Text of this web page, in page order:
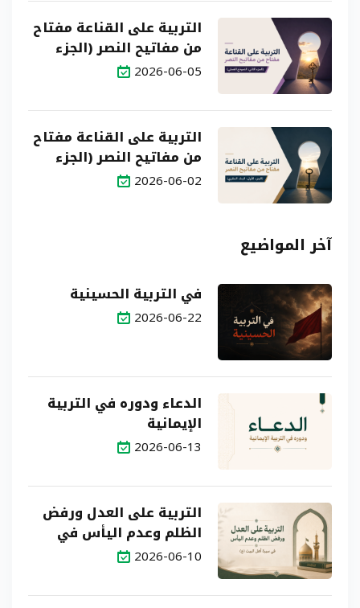
التربية على القناعة مفتاح
من مفاتيح النصر (الجزء
الثاني: النموذج العملي)
2026-06-05
التربية على القناعة مفتاح
من مفاتيح النصر (الجزء
الأول: البناء النظري)
2026-06-02
آخر المواضيع
في التربية الحسينية
2026-06-22
الدعاء ودوره في التربية
الإيمانية
2026-06-13
التربية على العدل ورفض
الظلم وعدم اليأس في
سيرة أهل البيت (ع)
2026-06-10